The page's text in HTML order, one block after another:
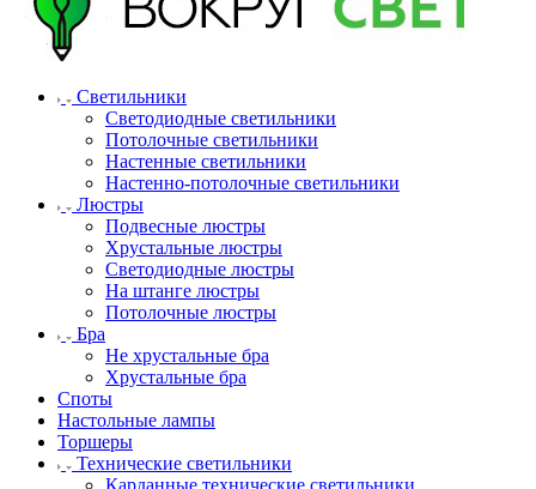
Светильники
Светодиодные светильники
Потолочные светильники
Настенные светильники
Настенно-потолочные светильники
Люстры
Подвесные люстры
Хрустальные люстры
Светодиодные люстры
На штанге люстры
Потолочные люстры
Бра
Не хрустальные бра
Хрустальные бра
Споты
Настольные лампы
Торшеры
Технические светильники
Карданные технические светильники